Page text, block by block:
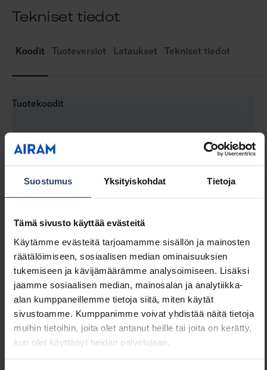
Suostumus Yksityiskohdat Tietoja
Tämä sivusto käyttää evästeitä
Käytämme evästeitä tarjoamamme sisällön ja mainosten
räätälöimiseen, sosiaalisen median ominaisuuksien
tukemiseen ja kävijämäärämme analysoimiseen. Lisäksi
jaamme sosiaalisen median, mainosalan ja analytiikka-
alan kumppaneillemme tietoja siitä, miten käytät
sivustoamme. Kumppanimme voivat yhdistää näitä tietoja
muihin tietoihin, joita olet antanut heille tai joita on kerätty,
kun olet käyttänyt heidän palvelujaan.
Tekniset tiedot
Koodit Tuoteversiot Lataukset Tekniset tiedot
Tuotekoodit
GTIN
6435200310484
Koodi
4714118
Sähkönumero (FIN)
4714118
Sähkönumero (SWE)
Samankaltaiset tuotteet